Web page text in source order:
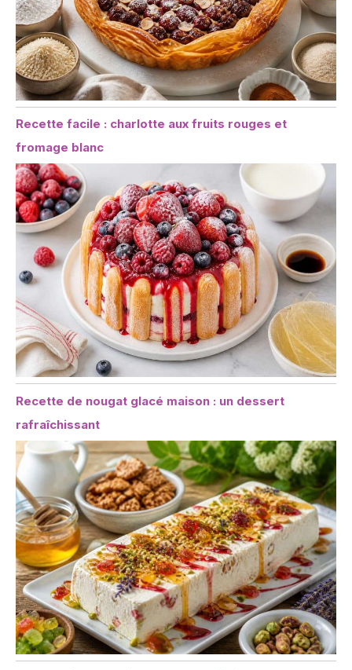
Recette facile : charlotte aux fruits rouges et
fromage blanc
Recette de nougat glacé maison : un dessert
rafraîchissant